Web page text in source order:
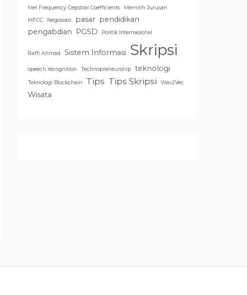
Mel Frequency Cepstral Coefficients
Memilih Jurusan
MFCC
Negosiasi pasar pendidikan
pengabdian
PGSD Politik Internasional
Raffi Ahmad Sistem Informasi Skripsi
speech recognition Technopreneurship teknologi
Teknologi Blockchain Tips Tips Skripsi Wav2Vec
Wisata